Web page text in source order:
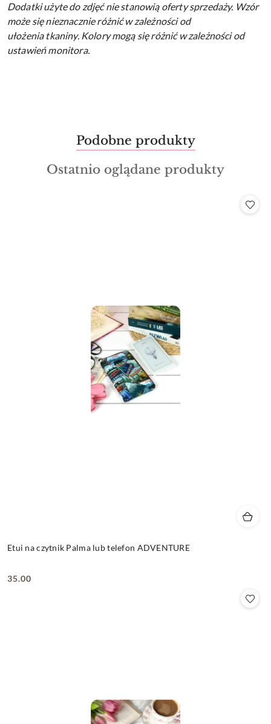
Dodatki użyte do zdjęć nie stanowią oferty sprzedaży. Wzór
może się nieznacznie różnić w zależności od
ułożenia tkaniny. Kolory mogą się różnić w zależności od
ustawień monitora.
Pomiń karuzelę produktów
Produkty
o
statusie:
Podobne produkty
Produkty
Ostatnio oglądane produkty
Etui na czytnik Palma lub telefon ADVENTURE
Cena:
35.00